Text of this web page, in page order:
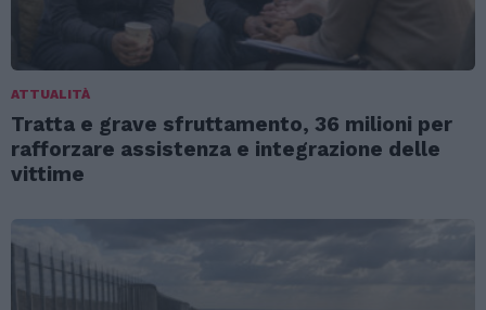
ATTUALITÀ
Tratta e grave sfruttamento, 36 milioni per
rafforzare assistenza e integrazione delle
vittime